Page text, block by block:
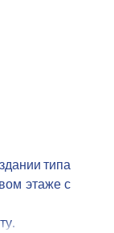
типа
этаже с